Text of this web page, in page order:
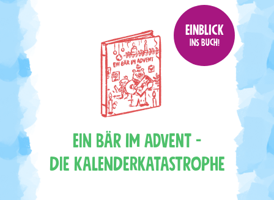
EINBLICK
INS BUCH!
Ein Bär im Advent -
Die Kalenderkatastrophe